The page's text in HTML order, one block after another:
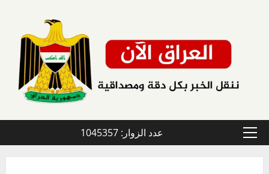
القائمة
عدد الزوار: 1045357